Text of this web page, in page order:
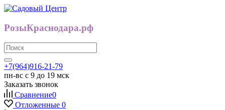
РозыКраснодара.рф
+7(964)916-21-79
пн-вс с 9 до 19 мск
Заказать звонок
Сравнение0
Отложенные 0